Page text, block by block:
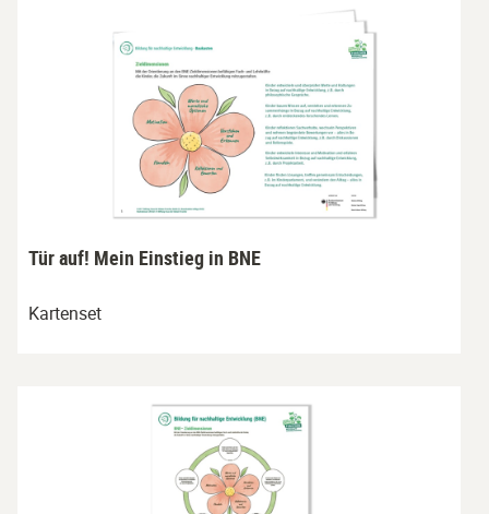
Tür auf! Mein Einstieg in BNE
Kartenset